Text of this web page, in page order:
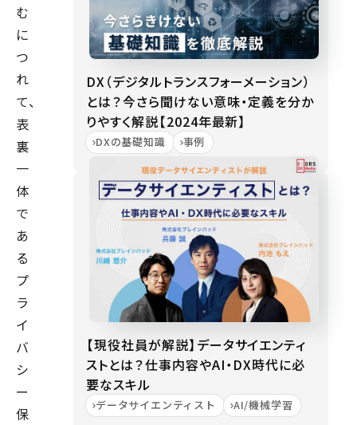
む
に
つ
れ
て、
表
裏
一
体
で
あ
る
プ
ラ
イ
バ
シ
ー
保
DX（デジタルトランスフォーメーション）
とは？今さら聞けない意味・定義を分か
りやすく解説【2024年最新】
DXの基礎知識 事例
【現役社員が解説】データサイエンティ
ストとは？仕事内容やAI・DX時代に必
要なスキル
データサイエンティスト AI/機械学習